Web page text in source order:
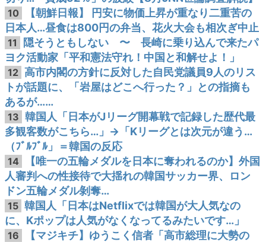
10
【朝鮮日報】 円安に物価上昇が重なり二重苦の
日本人…昼食は800円の弁当、花火大会も相次ぎ中止
11
隠そうともしない 〜 長崎に乗り込んで来たパ
ヨク活動家「平和憲法守れ！中国と和解せよ！」
12 高市内閣の方針に反対した自民党議員9人のリス
トが話題に、「岩屋はどこへ行った？」との指摘も
あるが……
13 韓国人「日本がJリーグ開幕戦で記録した歴代最
多観客数がこちら…」→「Kリーグとは次元が違う…
（ﾌﾞﾙﾌﾞﾙ」＝韓国の反応
14
【唯一の五輪メダルを日本に奪われるのか】外国
人審判への性接待で大揺れの韓国サッカー界、ロン
ドン五輪メダル剝奪…
15 韓国人「日本はNetflixでは韓国が大人気なの
に、Kポップは人気がなくなってるみたいです…」
16
【マジキチ】ゆうこく信者「高市総理に大勢の